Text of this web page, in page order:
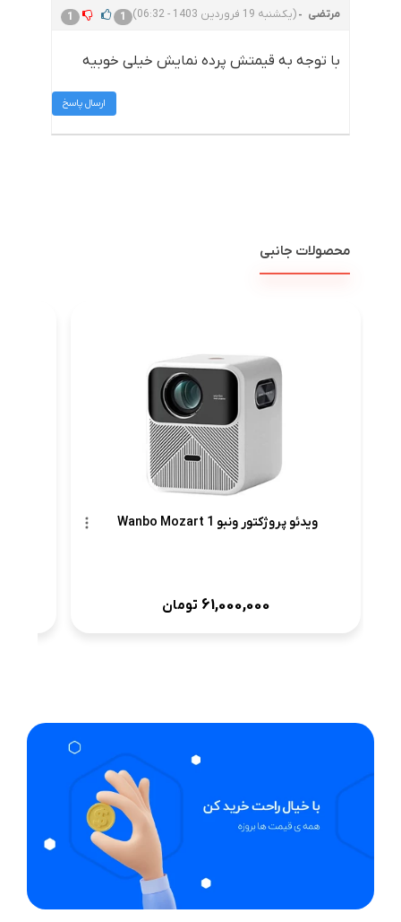
مرتضی (یکشنبه 19 فروردین 1403 - 06:32) 1 1
با توجه به قیمتش پرده نمایش خیلی خوبیه
ارسال پاسخ
محصولات جانبی
ویدئو پروژکتور ونبو Wanbo Mozart 1
61,000,000 تومان